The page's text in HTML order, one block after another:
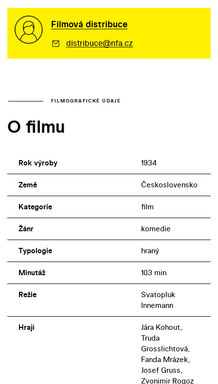
Filmová distribuce
distribuce@nfa.cz
FILMOGRAFICKÉ ÚDAJE
O filmu
Rok výroby 1934
Země Československo
Kategorie film
Žánr komedie
Typologie hraný
Minutáž 103 min
Režie
Svatopluk
Innemann
Hrají
Jára Kohout,
Truda
Grosslichtová,
Fanda Mrázek,
Josef Gruss,
Zvonimir Rogoz